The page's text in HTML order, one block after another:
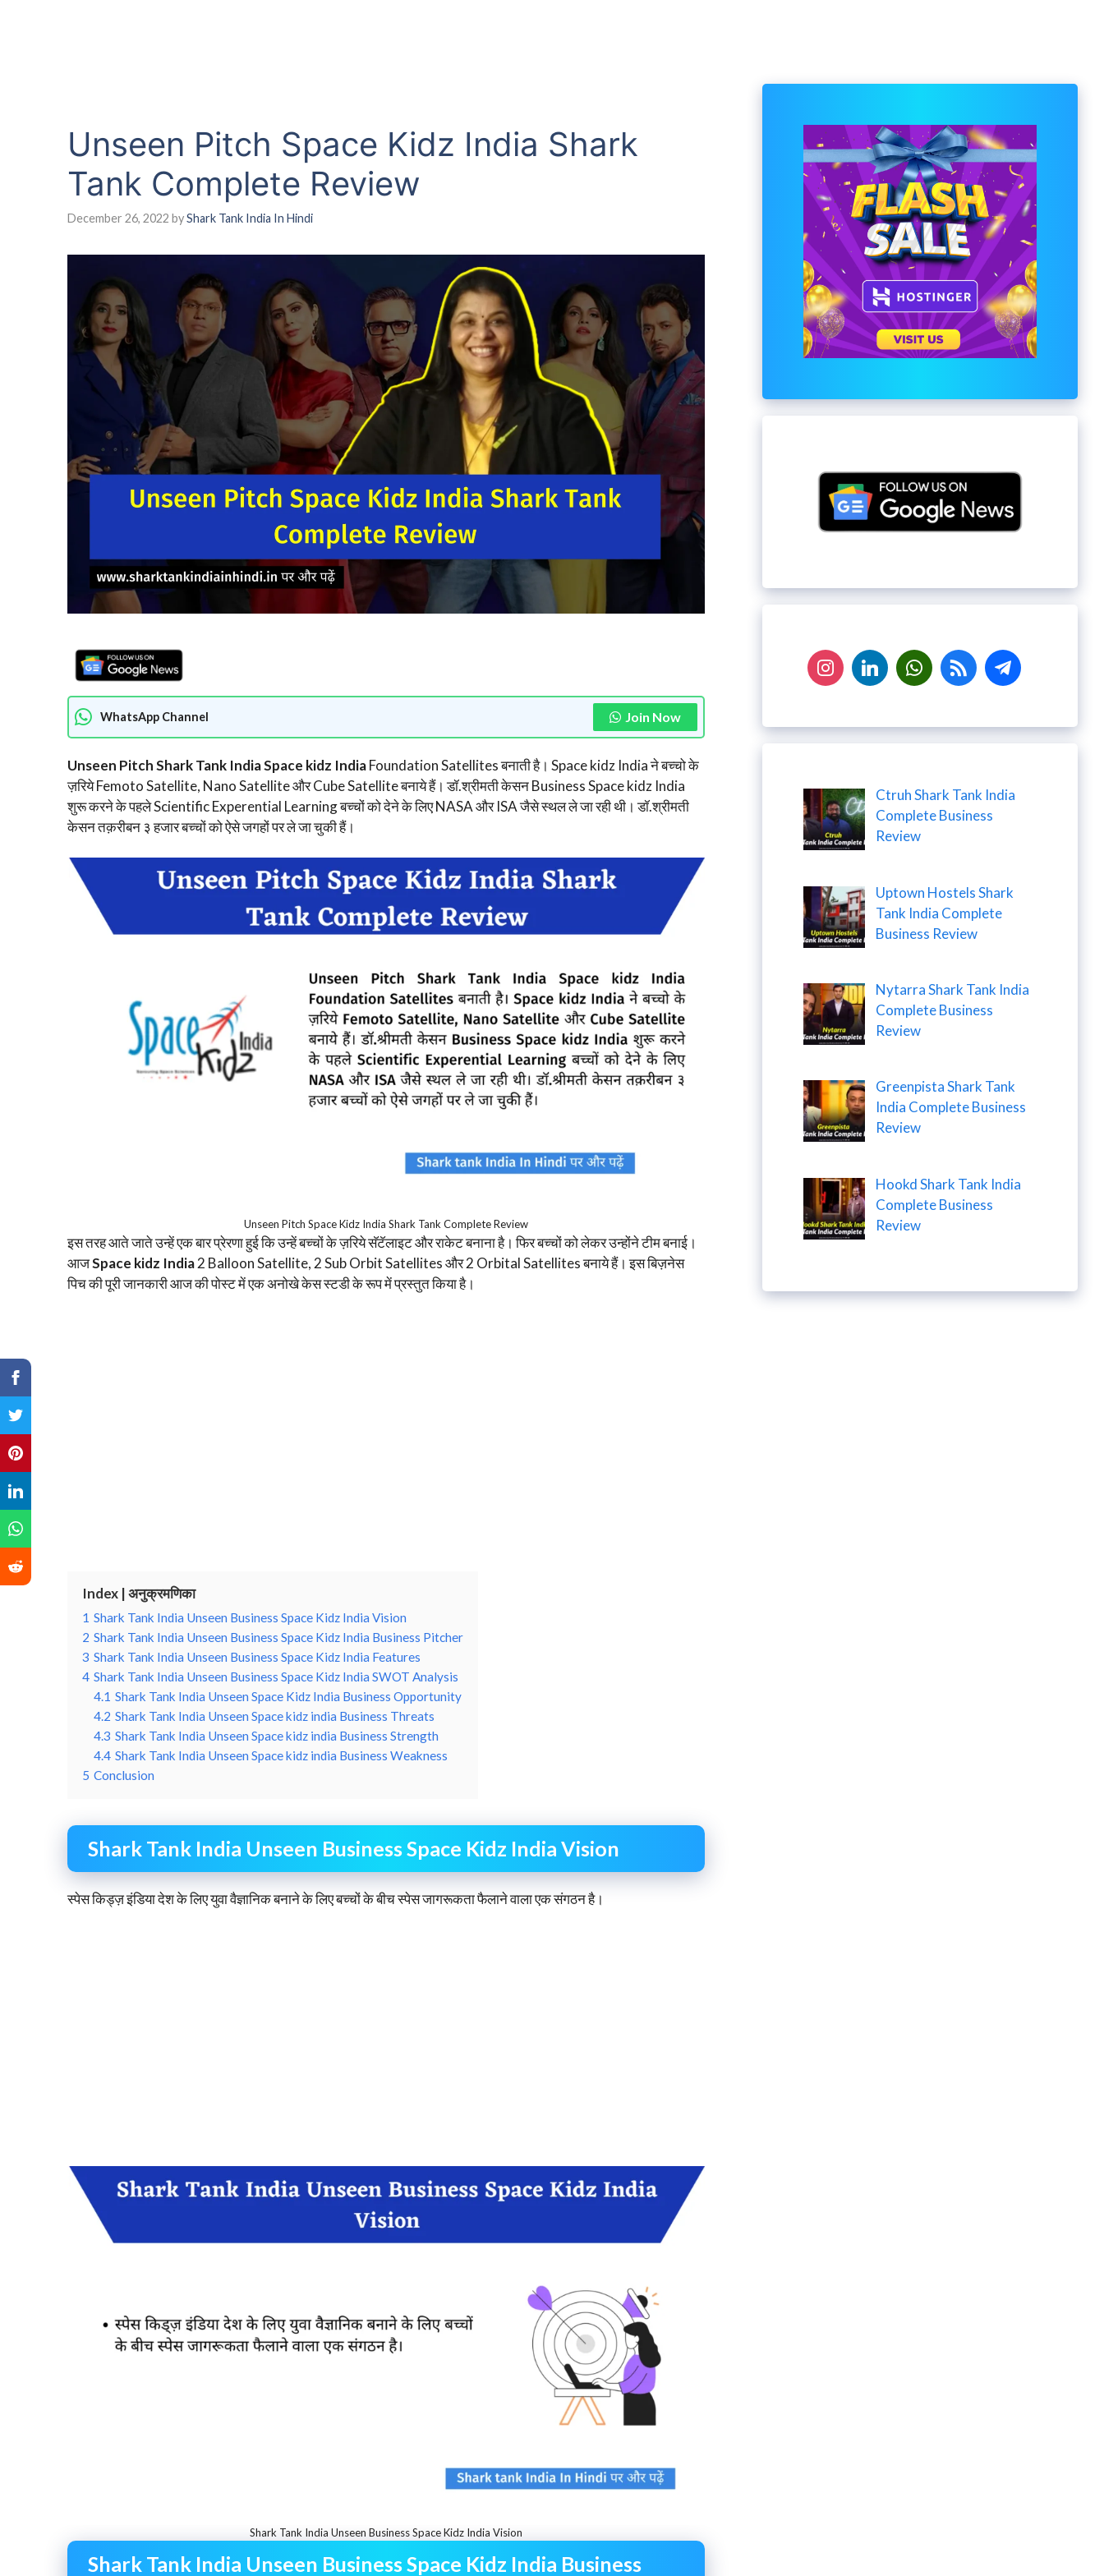
Unseen Pitch Space Kidz India Shark
Tank Complete Review
December 26, 2022 byShark Tank India In Hindi
WhatsApp Channel Join Now
Unseen Pitch Shark Tank India Space kidz IndiaFoundation Satellites बनाती है। Space kidz India ने बच्चो के
ज़रिये Femoto Satellite, Nano Satellite और Cube Satellite बनाये हैं। डॉ.श्रीमती केसन Business Space kidz India
शुरू करने के पहले Scientific Experential Learning बच्चों को देने के लिए NASA और ISA जैसे स्थल ले जा रही थी। डॉ.श्रीमती
केसन तक़रीबन ३ हजार बच्चों को ऐसे जगहों पर ले जा चुकी हैं।
Unseen Pitch Space Kidz India Shark Tank Complete Review
इस तरह आते जाते उन्हें एक बार प्रेरणा हुई कि उन्हें बच्चों के ज़रिये सॅटॅलाइट और राकेट बनाना है। फिर बच्चों को लेकर उन्होंने टीम बनाई।
आजSpace kidz India2 Balloon Satellite, 2 Sub Orbit Satellites और 2 Orbital Satellites बनाये हैं। इस बिज़नेस
पिच की पूरी जानकारी आज की पोस्ट में एक अनोखे केस स्टडी के रूप में प्रस्तुत किया है।
Index | अनुक्रमणिका
1 Shark Tank India Unseen Business Space Kidz India Vision
2 Shark Tank India Unseen Business Space Kidz India Business Pitcher
3 Shark Tank India Unseen Business Space Kidz India Features
4 Shark Tank India Unseen Business Space Kidz India SWOT Analysis
4.1 Shark Tank India Unseen Space Kidz India Business Opportunity
4.2 Shark Tank India Unseen Space kidz india Business Threats
4.3 Shark Tank India Unseen Space kidz india Business Strength
4.4 Shark Tank India Unseen Space kidz india Business Weakness
5 Conclusion
Shark Tank India Unseen Business Space Kidz India Vision
स्पेस किड्ज़ इंडिया देश के लिए युवा वैज्ञानिक बनाने के लिए बच्चों के बीच स्पेस जागरूकता फैलाने वाला एक संगठन है।
Shark Tank India Unseen Business Space Kidz India Vision
Shark Tank India Unseen Business Space Kidz India Business
Ctruh Shark Tank India
Complete Business
Review
Uptown Hostels Shark
Tank India Complete
Business Review
Nytarra Shark Tank India
Complete Business
Review
Greenpista Shark Tank
India Complete Business
Review
Hookd Shark Tank India
Complete Business
Review